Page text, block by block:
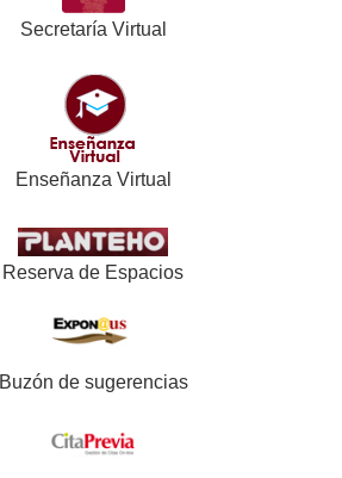
Secretaría Virtual
Enseñanza Virtual
Reserva de Espacios
Buzón de sugerencias